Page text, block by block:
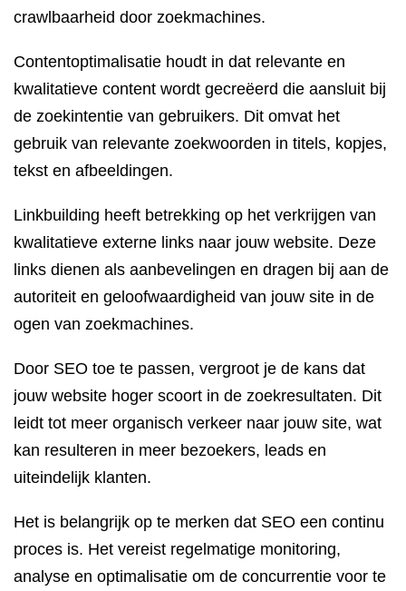
crawlbaarheid door zoekmachines.
Contentoptimalisatie houdt in dat relevante en
kwalitatieve content wordt gecreëerd die aansluit bij
de zoekintentie van gebruikers. Dit omvat het
gebruik van relevante zoekwoorden in titels, kopjes,
tekst en afbeeldingen.
Linkbuilding heeft betrekking op het verkrijgen van
kwalitatieve externe links naar jouw website. Deze
links dienen als aanbevelingen en dragen bij aan de
autoriteit en geloofwaardigheid van jouw site in de
ogen van zoekmachines.
Door SEO toe te passen, vergroot je de kans dat
jouw website hoger scoort in de zoekresultaten. Dit
leidt tot meer organisch verkeer naar jouw site, wat
kan resulteren in meer bezoekers, leads en
uiteindelijk klanten.
Het is belangrijk op te merken dat SEO een continu
proces is. Het vereist regelmatige monitoring,
analyse en optimalisatie om de concurrentie voor te